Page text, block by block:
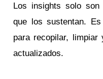
Los insights solo
que los sustentan.
para recopilar,
actualizados.